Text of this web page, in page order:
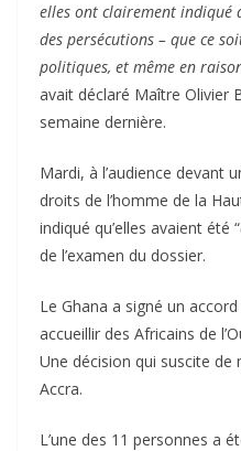
elles ont clairement indiqué
des persécutions – que ce
politiques, et même en
avait déclaré Maître Olivier
semaine dernière.
Mardi, à l’audience devant
droits de l’homme de la
indiqué qu’elles avaient été “
de l’examen du dossier.
Le Ghana a signé un
accueillir des Africains de
Une décision qui suscite
Accra.
L’une des 11 personnes a